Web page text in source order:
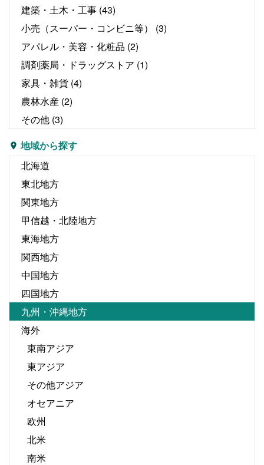
建築・土木・工事 (43)
小売（スーパー・コンビニ等）
(3)
アパレル・美容・化粧品 (2)
調剤薬局・ドラッグストア (1)
家具・雑貨 (4)
農林水産 (2)
その他 (3)
地域から探す
北海道
東北地方
関東地方
甲信越・北陸地方
東海地方
関西地方
中国地方
四国地方
九州・沖縄地方
海外
東南アジア
東アジア
その他アジア
オセアニア
欧州
北米
南米